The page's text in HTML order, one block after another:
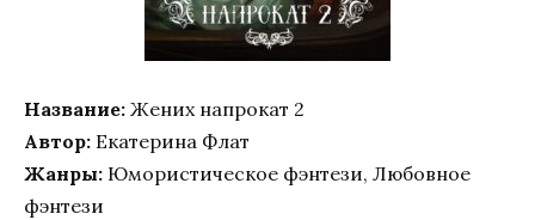
Название: Жених напрокат 2
Автор: Екатерина Флат
Жанры: Юмористическое фэнтези, Любовное
фэнтези